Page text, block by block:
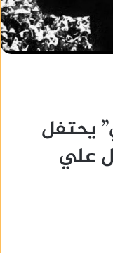
يحتفل
علي